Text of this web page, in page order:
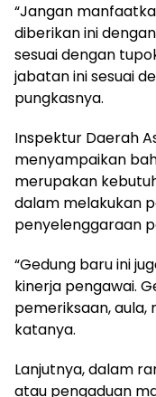
“Jangan
diberikan ini
sesuai dengan
jabatan ini sesuai
pungkasnya.
Inspektur Daerah
menyampaikan
merupakan
dalam melakukan
penyelenggaraan
“Gedung baru ini
kinerja pengawai.
pemeriksaan, aula,
katanya.
Lanjutnya, dalam
atau pengaduan